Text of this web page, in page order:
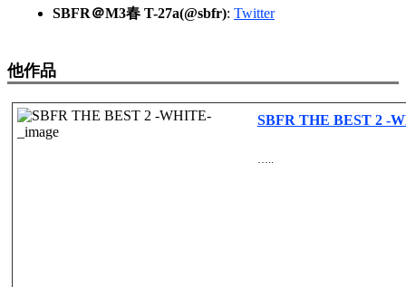
SBFR＠M3春 T-27a(@sbfr): Twitter
他作品
SBFR THE BEST 2 -
…..